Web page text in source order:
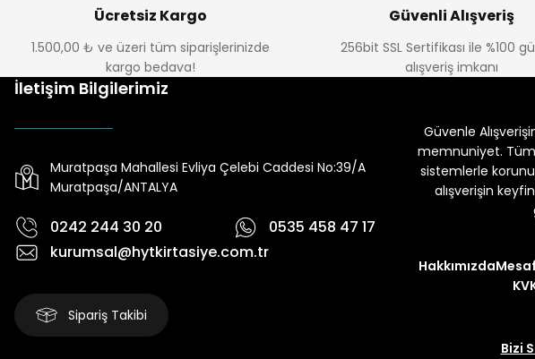
Ücretsiz Kargo
1.500,00 ₺ ve üzeri tüm siparişlerinizde
kargo bedava!
Güvenli Alışveriş
256bit SSL Sertifikası ile %100
alışveriş imkanı
İletişim Bilgilerimiz
Muratpaşa Mahallesi Evliya Çelebi Caddesi No:39/A
Muratpaşa/ANTALYA
0242 244 30 20
0535 458 47 17
kurumsal@hytkirtasiye.com.tr
Sipariş Takibi
Güvenle
memnuniyet.
sistemlerle
alışverişin
Hakkımızda
Bizi